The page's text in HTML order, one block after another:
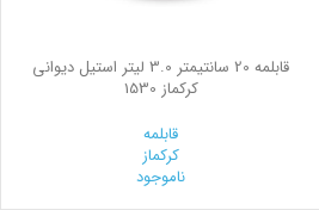
قابلمه 20 سانتیمتر 3.0 لیتر استیل ديواني
کرکماز 1530
قابلمه
کرکماز
ناموجود